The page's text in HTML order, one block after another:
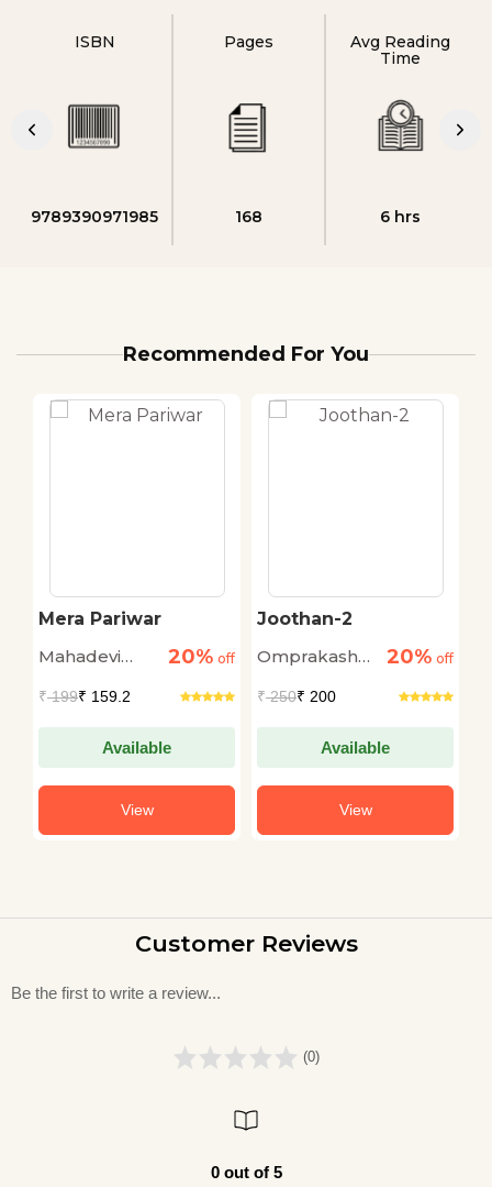
ISBN
9789390971985
Pages
168
Avg Reading
Time
6 hrs
Recommended For You
Mera Pariwar
Mahadevi
20% off
₹199₹ 159.2
Available
View
Joothan-2
Omprakash
20% off
₹250₹ 200
Available
View
Customer Reviews
Be the first to write a review...
(0)
0 out of 5